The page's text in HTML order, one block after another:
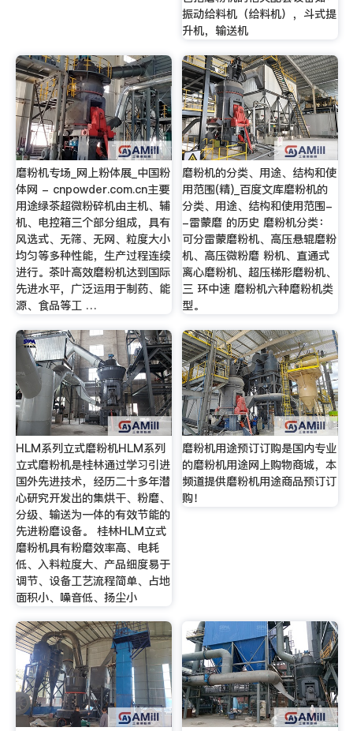
振动给料机（给料机），斗式提
升机，输送机
磨粉机专场_网上粉体展_中国粉
体网 - cnpowder.com.cn主要
用途绿茶超微粉碎机由主机、辅
机、电控箱三个部分组成，具有
风选式、无筛、无网、粒度大小
均匀等多种性能，生产过程连续
进行。茶叶高效磨粉机达到国际
先进水平，广泛运用于制药、能
源、食品等工 …
磨粉机的分类、用途、结构和使
用范围(精)_百度文库磨粉机的
分类、用途、结构和使用范围-
-雷蒙磨 的历史 磨粉机分类：
可分雷蒙磨粉机、高压悬辊磨粉
机、高压微粉磨 粉机、直通式
离心磨粉机、超压梯形磨粉机、
三 环中速 磨粉机六种磨粉机类
型。
HLM系列立式磨粉机HLM系列
立式磨粉机是桂林通过学习引进
国外先进技术，经历二十多年潜
心研究开发出的集烘干、粉磨、
分级、输送为一体的有效节能的
先进粉磨设备。 桂林HLM立式
磨粉机具有粉磨效率高、电耗
低、入料粒度大、产品细度易于
调节、设备工艺流程简单、占地
面积小、噪音低、扬尘小
磨粉机用途预订订购是国内专业
的磨粉机用途网上购物商城，本
频道提供磨粉机用途商品预订订
购！